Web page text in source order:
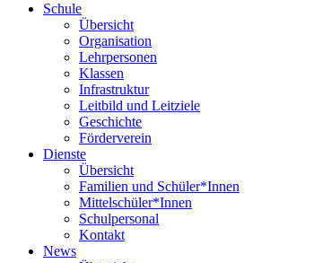
Schule
Übersicht
Organisation
Lehrpersonen
Klassen
Infrastruktur
Leitbild und Leitziele
Geschichte
Förderverein
Dienste
Übersicht
Familien und Schüler*Innen
Mittelschüler*Innen
Schulpersonal
Kontakt
News